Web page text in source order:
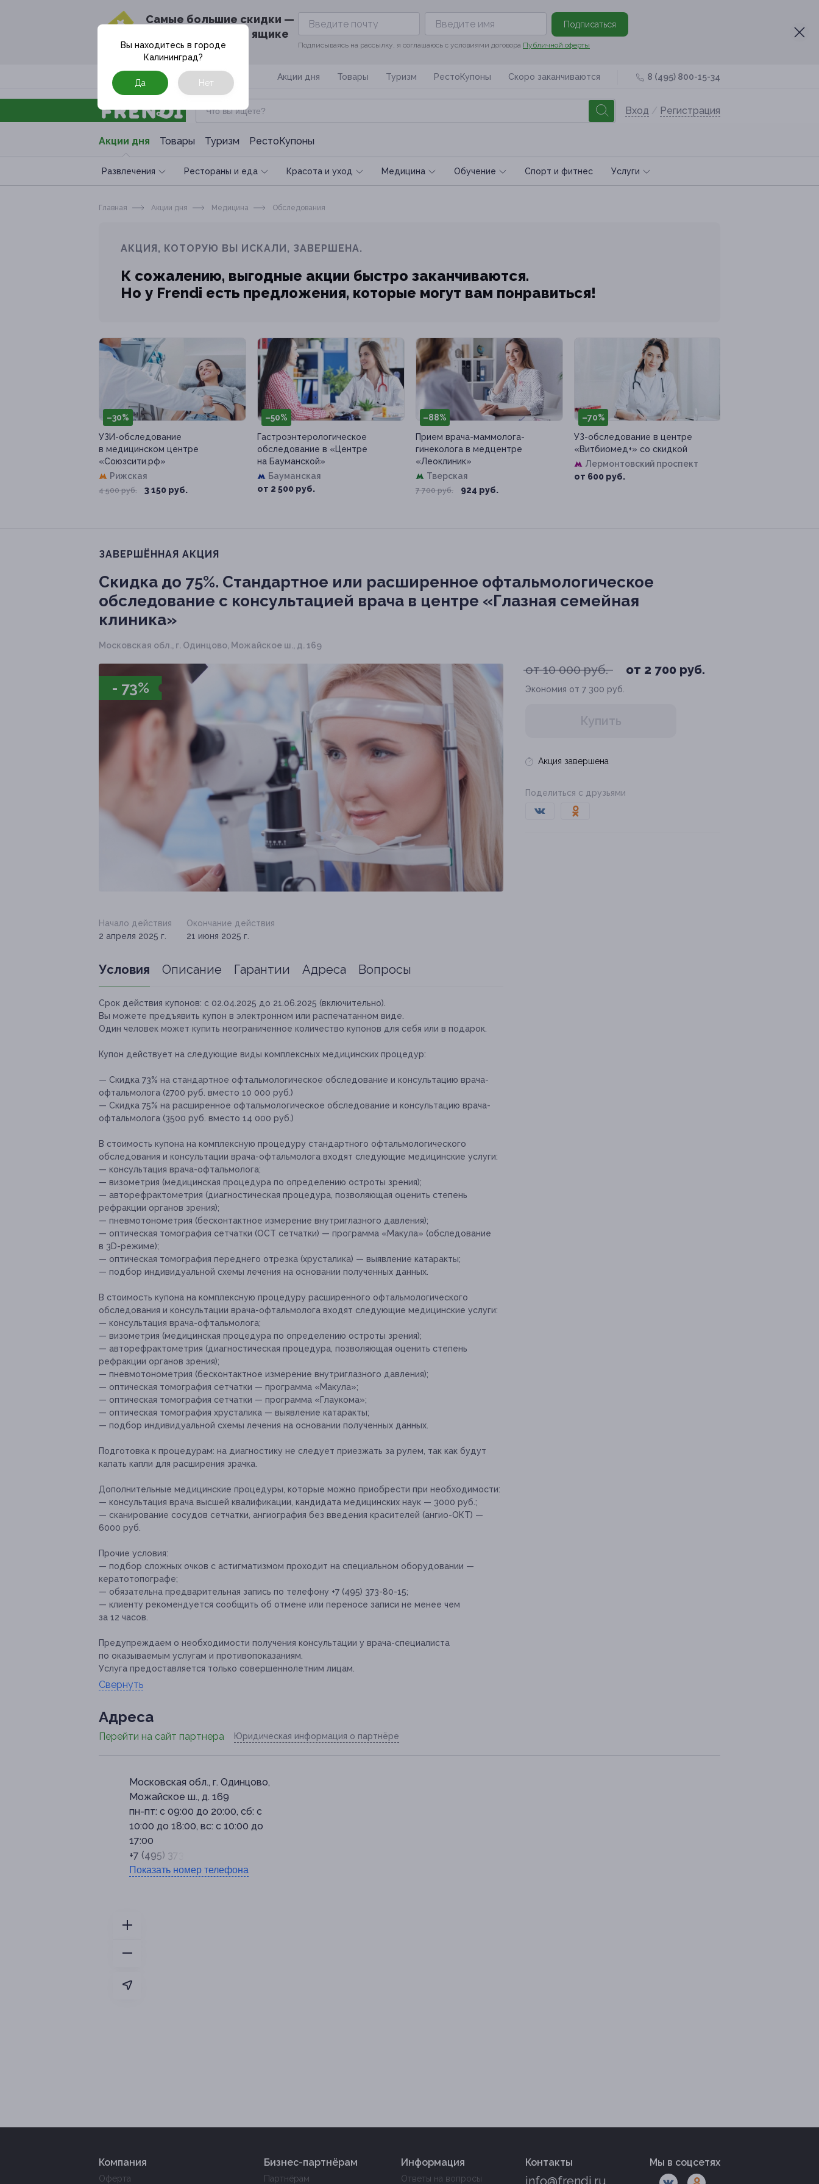
Cамые большие скидки —
в твоём почтовом ящике
Подписаться
Подписываясь на рассылку, я соглашаюсь с условиями договора Публичной оферты
Москва Акции дня Товары Туризм РестоКупоны Скоро заканчиваются 8 (495) 800-15-34
Вход / Регистрация
Акции дня Товары Туризм РестоКупоны
Развлечения Рестораны и еда Красота и уход Медицина Обучение Спoрт и фитнес Услуги
Вы находитесь в городе
Калининград?
Да Нет
Главная Акции дня Медицина Обследования
АКЦИЯ, КОТОРУЮ ВЫ ИСКАЛИ, ЗАВЕРШЕНА.
К сожалению, выгодные акции быстро заканчиваются.
Но у Frendi есть предложения, которые могут вам понравиться!
–30%
УЗИ-обследование
в медицинском центре
«Союзсити.рф»
Рижская
4 500 руб. 3 150 руб.
–50%
Гастроэнтерологическое
обследование в «Центре
на Бауманской»
Бауманская
от 2 500 руб.
–88%
Прием врача-маммолога-
гинеколога в медцентре
«Леоклиник»
Тверская
7 700 руб. 924 руб.
–70%
УЗ-обследование в центре
«Витбиомед+» со скидкой
Лермонтовский проспект
от 600 руб.
ЗАВЕРШЁННАЯ АКЦИЯ
Скидка до 75%. Стандартное или расширенное офтальмологическое
обследование с консультацией врача в центре «Глазная семейная
клиника»
Московская обл., г. Одинцово, Можайское ш., д. 169
- 73%
от 10 000 руб. от 2 700 руб.
Экономия от 7 300 руб.
Купить
Акция завершена
Поделиться с друзьями
Начало действия
2 апреля 2025 г.
Окончание действия
21 июня 2025 г.
Условия Описание Гарантии Адреса Вопросы
Срок действия купонов: с 02.04.2025 до 21.06.2025 (включительно).
Вы можете предъявить купон в электронном или распечатанном виде.
Один человек может купить неограниченное количество купонов для себя или в подарок.
Купон действует на следующие виды комплексных медицинских процедур:
— Скидка 73% на стандартное офтальмологическое обследование и консультацию врача-
офтальмолога (2700 руб. вместо 10 000 руб.)
— Скидка 75% на расширенное офтальмологическое обследование и консультацию врача-
офтальмолога (3500 руб. вместо 14 000 руб.)
В стоимость купона на комплексную процедуру стандартного офтальмологического
обследования и консультации врача-офтальмолога входят следующие медицинские услуги:
— консультация врача-офтальмолога;
— визометрия (медицинская процедура по определению остроты зрения);
— авторефрактометрия (диагностическая процедура, позволяющая оценить степень
рефракции органов зрения);
— пневмотонометрия (бесконтактное измерение внутриглазного давления);
— оптическая томография сетчатки (ОСТ сетчатки) — программа «Макула» (обследование
в 3D-режиме);
— оптическая томография переднего отрезка (хрусталика) — выявление катаракты;
— подбор индивидуальной схемы лечения на основании полученных данных.
В стоимость купона на комплексную процедуру расширенного офтальмологического
обследования и консультации врача-офтальмолога входят следующие медицинские услуги:
— консультация врача-офтальмолога;
— визометрия (медицинская процедура по определению остроты зрения);
— авторефрактометрия (диагностическая процедура, позволяющая оценить степень
рефракции органов зрения);
— пневмотонометрия (бесконтактное измерение внутриглазного давления);
— оптическая томография сетчатки — программа «Макула»;
— оптическая томография сетчатки — программа «Глаукома»;
— оптическая томография хрусталика — выявление катаракты;
— подбор индивидуальной схемы лечения на основании полученных данных.
Подготовка к процедурам: на диагностику не следует приезжать за рулем, так как будут
капать капли для расширения зрачка.
Дополнительные медицинские процедуры, которые можно приобрести при необходимости:
— консультация врача высшей квалификации, кандидата медицинских наук — 3000 руб.;
— сканирование сосудов сетчатки, ангиография без введения красителей (ангио-ОКТ) —
6000 руб.
Прочие условия:
— подбор сложных очков с астигматизмом проходит на специальном оборудовании —
кератотопографе;
— обязательна предварительная запись по телефону +7 (495) 373-80-15;
— клиенту рекомендуется сообщить об отмене или переносе записи не менее чем
за 12 часов.
Предупреждаем о необходимости получения консультации у врача-специалиста
по оказываемым услугам и противопоказаниям.
Услуга предоставляется только совершеннолетним лицам.
Свернуть
Адресa
Перейти на сайт партнера Юридическая информация о партнёре
Московская обл., г. Одинцово,
Можайское ш., д. 169
пн-пт: с 09:00 до 20:00, сб: с
10:00 до 18:00, вс: с 10:00 до
17:00
+7 (495) 373-80-15
Показать номер телефона
Компания
Оферта
Бизнес-партнёрам
Партнёрам
Информация
Ответы на вопросы
Контакты
info@frendi.ru
Мы в соцсетях